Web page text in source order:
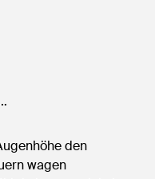
den
wagen